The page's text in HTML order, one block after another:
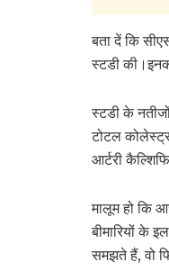
बता दें कि
स्टडी
स्टडी के
टोटल
आर्टरी
मालूम हो ‎कि
बीमारियों के
समझते हैं, वो